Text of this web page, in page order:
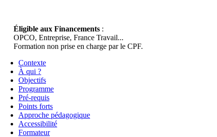
Éligible aux Financements :
OPCO, Entreprise, France Travail...
Formation non prise en charge par le CPF.
Contexte
À qui ?
Objectifs
Programme
Pré-requis
Points forts
Approche pédagogique
Accessibilité
Formateur